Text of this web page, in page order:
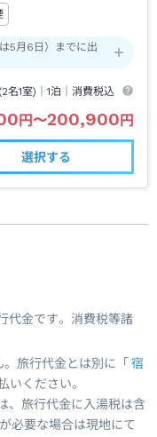
5月6日）までに出
2名1室)｜1泊 ｜消費税込
円 〜200,900 円
選択する
代金です。消費税等諸
旅行代金とは別に「 宿
いください。
、旅行代金に入湯税は含
が必要な場合は現地にて